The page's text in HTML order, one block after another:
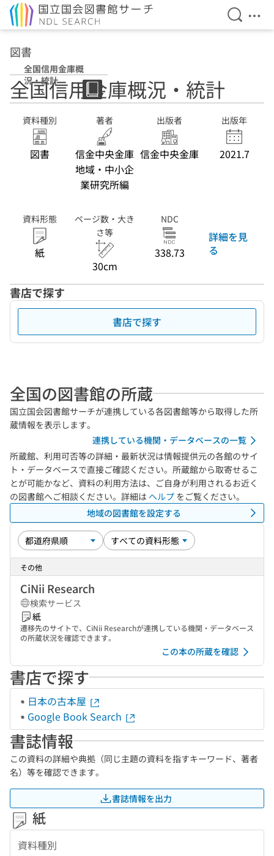
検索を
メ
図書
全国信用金庫概
況・統計
全国信用金庫概況・統計
資料種別
図書
著者
信金中央金庫
地域・中小企
業研究所編
出版者
信金中央金庫
出版年
2021.7
資料形態
紙
ページ数・大き
さ等
30cm
NDC
338.73
詳細を見
る
書店で探す
書店で探す
全国の図書館の所蔵
国立国会図書館サーチが連携している各図書館等から取得した所
蔵情報を表示します。
連携している機関・データベースの一覧
所蔵館、利用可否等の詳細・最新状況は情報提供元の各館のサイ
ト・データベースで直接ご確認ください。所蔵館から取寄せるこ
とが可能かなど、資料の利用方法は、ご自身が利用されるお近く
の図書館へご相談ください。詳細は ヘルプ をご覧ください。
地域の図書館を設定する
その他
CiNii Research
検索サービス
紙
遷移先のサイトで、CiNii Researchが連携している機関・データベース
の所蔵状況を確認できます。
この本の所蔵を確認
書店で探す
日本の古本屋
Google Book Search
書誌情報
この資料の詳細や典拠（同じ主題の資料を指すキーワード、著者
名）等を確認できます。
書誌情報を出力
紙
資料種別